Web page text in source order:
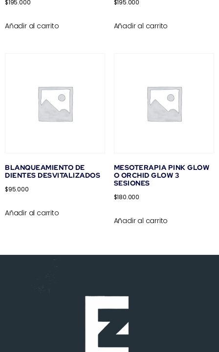
$195.000
Añadir al carrito
$195.000
Añadir al carrito
BLANQUEAMIENTO DE
DIENTES DESVITALIZADOS
$95.000
Añadir al carrito
MESOTERAPIA PINK GLOW
O ORCHID GLOW 3
SESIONES
$180.000
Añadir al carrito